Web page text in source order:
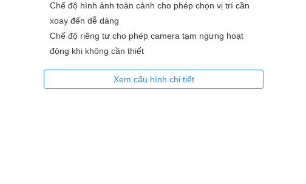
Chế độ hình ảnh toàn cảnh cho phép chọn vị trí cần
xoay đến dễ dàng
Chế độ riêng tư cho phép camera tạm ngưng hoạt
động khi không cần thiết
Xem cấu hình chi tiết